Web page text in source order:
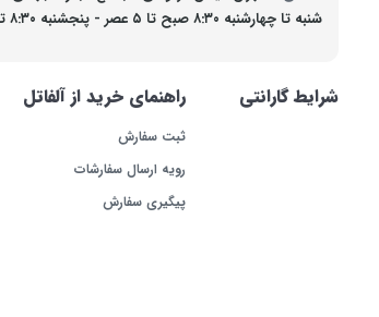
شنبه تا چهارشنبه ۸:۳۰ صبح تا ۵ عصر - پنجشنبه ۸:۳۰ تا ۱ ظهر
شرایط گارانتی راهنمای خرید از آلفاتل
ثبت سفارش
رویه ارسال سفارشات
پیگیری سفارش